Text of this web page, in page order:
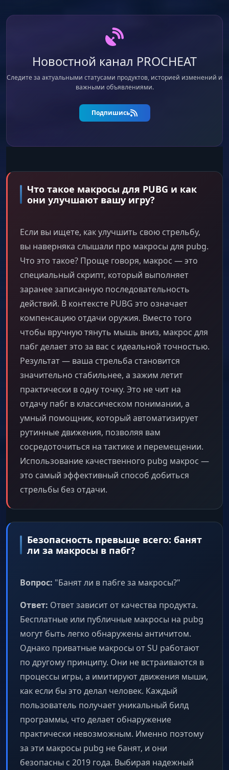
Новостной канал PROCHEAT
Следите за актуальными статусами продуктов, историей изменений и
важными объявлениями.
Подпишись
Что такое макросы для PUBG и как
они улучшают вашу игру?
Если вы ищете, как улучшить свою стрельбу,
вы наверняка слышали про макросы для pubg.
Что это такое? Проще говоря, макрос — это
специальный скрипт, который выполняет
заранее записанную последовательность
действий. В контексте PUBG это означает
компенсацию отдачи оружия. Вместо того
чтобы вручную тянуть мышь вниз, макрос для
пабг делает это за вас с идеальной точностью.
Результат — ваша стрельба становится
значительно стабильнее, а зажим летит
практически в одну точку. Это не чит на
отдачу пабг в классическом понимании, а
умный помощник, который автоматизирует
рутинные движения, позволяя вам
сосредоточиться на тактике и перемещении.
Использование качественного pubg макрос —
это самый эффективный способ добиться
стрельбы без отдачи.
Безопасность превыше всего: банят
ли за макросы в пабг?
Вопрос: "Банят ли в пабге за макросы?"
Ответ: Ответ зависит от качества продукта.
Бесплатные или публичные макросы на pubg
могут быть легко обнаружены античитом.
Однако приватные макросы от SU работают
по другому принципу. Они не встраиваются в
процессы игры, а имитируют движения мыши,
как если бы это делал человек. Каждый
пользователь получает уникальный билд
программы, что делает обнаружение
практически невозможным. Именно поэтому
за эти макросы pubg не банят, и они
безопасны с 2019 года. Выбирая надежный